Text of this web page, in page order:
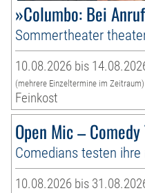
»Columbo: Bei
Sommertheater
10.08.2026 bis
(mehrere Einzeltermine im Zeitraum)
Feinkost
Open Mic –
Comedians testen ihre
10.08.2026 bis